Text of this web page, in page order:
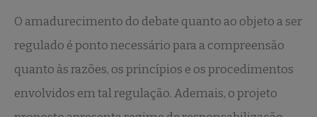
O amadurecimento do debate quanto ao objeto a ser
regulado é ponto necessário para a compreensão
quanto às razões, os princípios e os procedimentos
envolvidos em tal regulação. Ademais, o projeto